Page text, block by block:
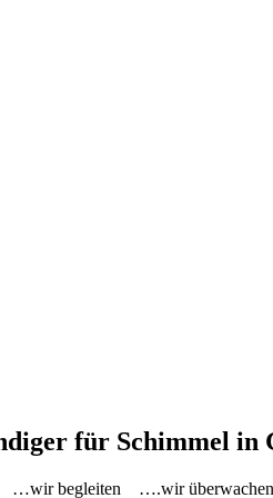
für Schimmel in
begleiten ….wir